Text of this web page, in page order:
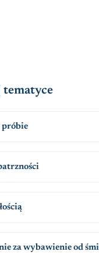
tematyce
próbie
za wybawienie od